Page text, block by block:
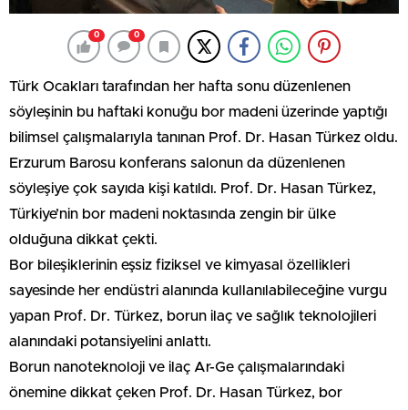
0 0
Türk Ocakları tarafından her hafta sonu düzenlenen
söyleşinin bu haftaki konuğu bor madeni üzerinde yaptığı
bilimsel çalışmalarıyla tanınan Prof. Dr. Hasan Türkez oldu.
Erzurum Barosu konferans salonun da düzenlenen
söyleşiye çok sayıda kişi katıldı. Prof. Dr. Hasan Türkez,
Türkiye’nin bor madeni noktasında zengin bir ülke
olduğuna dikkat çekti.
Bor bileşiklerinin eşsiz fiziksel ve kimyasal özellikleri
sayesinde her endüstri alanında kullanılabileceğine vurgu
yapan Prof. Dr. Türkez, borun ilaç ve sağlık teknolojileri
alanındaki potansiyelini anlattı.
Borun nanoteknoloji ve ilaç Ar-Ge çalışmalarındaki
önemine dikkat çeken Prof. Dr. Hasan Türkez, bor